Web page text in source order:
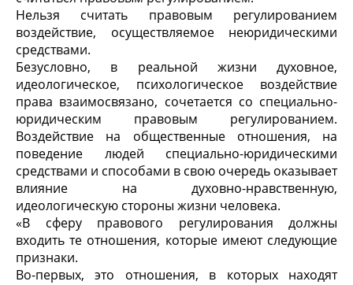
Нельзя считать правовым регулированием
воздействие, осуществляемое неюридическими
средствами.
Безусловно, в реальной жизни духовное,
идеологическое, психологическое воздействие
права взаимосвязано, сочетается со специально-
юридическим правовым регулированием.
Воздействие на общественные отношения, на
поведение людей специально-юридическими
средствами и способами в свою очередь оказывает
влияние на духовно-нравственную,
идеологическую стороны жизни человека.
«В сферу правового регулирования должны
входить те отношения, которые имеют следующие
признаки.
Во-первых, это отношения, в которых находят